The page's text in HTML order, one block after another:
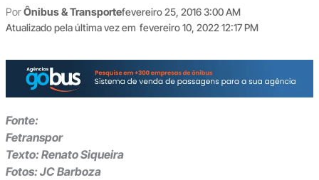
PorÔnibus & Transportefevereiro 25, 2016 3:00 AM
Atualizado pela última vez em fevereiro 10, 2022 12:17 PM
Fonte:
Fetranspor
Texto: Renato Siqueira
Fotos: JC Barboza